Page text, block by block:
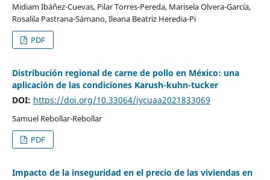
Midiam Ibáñez-Cuevas, Pilar Torres-Pereda, Marisela Olvera-García,
Rosalila Pastrana-Sámano, Ileana Beatriz Heredia-Pi
PDF
Distribución regional de carne de pollo en México: una
aplicación de las condiciones Karush-kuhn-tucker
DOI: https://doi.org/10.33064/iycuaa2021833069
Samuel Rebollar-Rebollar
PDF
Impacto de la inseguridad en el precio de las viviendas en